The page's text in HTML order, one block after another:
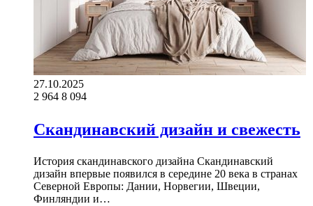
27.10.2025
2 964 8 094
Скандинавский дизайн и свежесть
История скандинавского дизайна Скандинавский
дизайн впервые появился в середине 20 века в странах
Северной Европы: Дании, Норвегии, Швеции,
Финляндии и…